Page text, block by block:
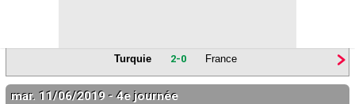
Turquie 2-0 France
mar. 11/06/2019 - 4e journée